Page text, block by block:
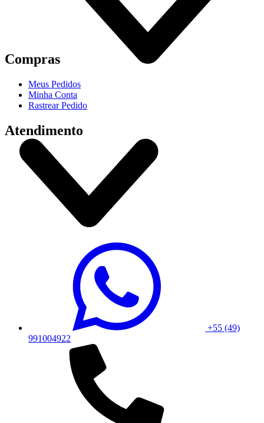
Compras
Meus Pedidos
Minha Conta
Rastrear Pedido
Atendimento
+55 (49)
991004922